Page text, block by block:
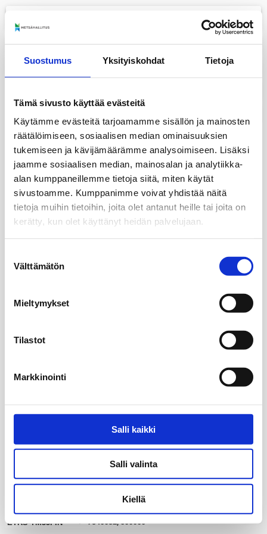
Suostumus Yksityiskohdat Tietoja
Tämä sivusto käyttää evästeitä
Käytämme evästeitä tarjoamamme sisällön ja mainosten
räätälöimiseen, sosiaalisen median ominaisuuksien
tukemiseen ja kävijämäärämme analysoimiseen. Lisäksi
jaamme sosiaalisen median, mainosalan ja analytiikka-
alan kumppaneillemme tietoja siitä, miten käytät
sivustoamme. Kumppanimme voivat yhdistää näitä
tietoja muihin tietoihin, joita olet antanut heille tai joita on
kerätty, kun olet käyttänyt heidän palvelujaan.
valinta
Välttämätön
Mieltymykset
Tilastot
Markkinointi
Salli kaikki
Salli valinta
Kiellä
my_location
7340032, 500000
+